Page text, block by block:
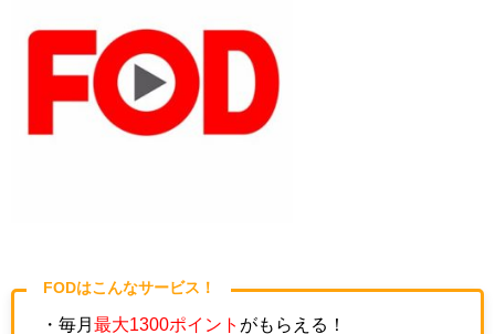
FODはこんなサービス！
・毎月最大1300ポイント がもらえる！